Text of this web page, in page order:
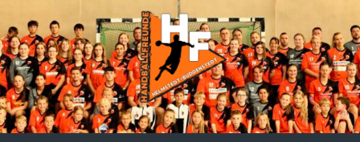
zum
Inhalt